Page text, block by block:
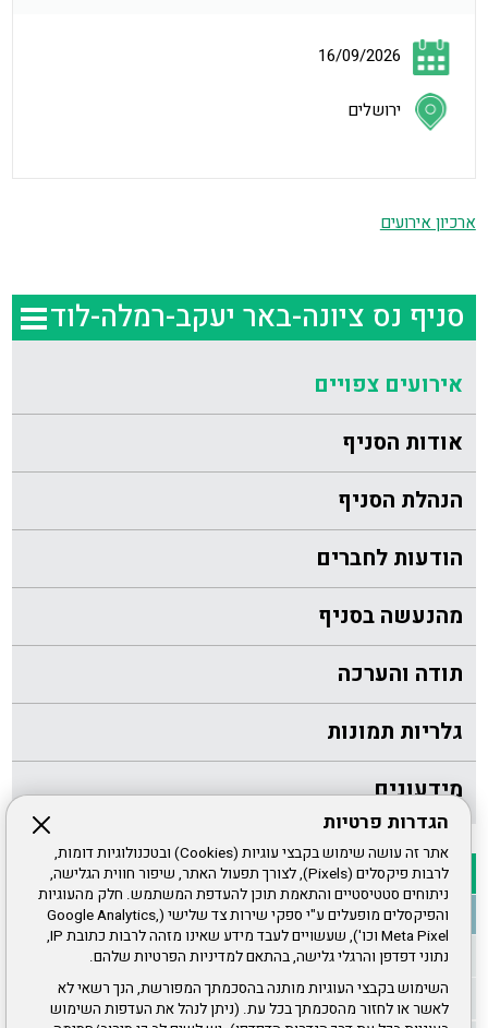
הגדרות פרטיות
אתר זה עושה שימוש בקבצי עוגיות (Cookies) ובטכנולוגיות דומות,
לרבות פיקסלים (Pixels), לצורך תפעול האתר, שיפור חווית הגלישה,
ניתוחים סטטיסטיים והתאמת תוכן להעדפת המשתמש. חלק מהעוגיות
והפיקסלים מופעלים ע"י ספקי שירות צד שלישי (Google Analytics,
Meta Pixel וכו'), שעשויים לעבד מידע שאינו מזהה לרבות כתובת IP,
נתוני דפדפן והרגלי גלישה, בהתאם למדיניות הפרטיות שלהם.
השימוש בקבצי העוגיות מותנה בהסכמתך המפורשת, הנך רשאי לא
לאשר או לחזור מהסכמתך בכל עת. (ניתן לנהל את העדפות השימוש
16/09/2026
ירושלים
ארכיון אירועים
סניף נס ציונה-באר יעקב-רמלה-לוד
אירועים צפויים
אודות הסניף
הנהלת הסניף
הודעות לחברים
מהנעשה בסניף
תודה והערכה
גלריות תמונות
מידעונים